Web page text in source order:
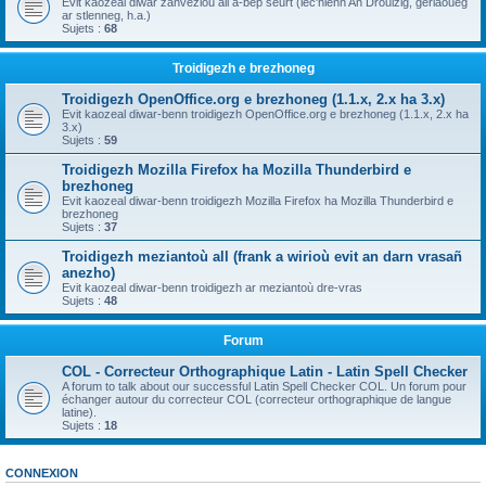
ar stlenneg, h.a.)
Sujets : 68
Troidigezh e brezhoneg
Troidigezh OpenOffice.org e brezhoneg (1.1.x, 2.x ha 3.x)
Evit kaozeal diwar-benn troidigezh OpenOffice.org e brezhoneg (1.1.x, 2.x ha
3.x)
Sujets : 59
Troidigezh Mozilla Firefox ha Mozilla Thunderbird e
brezhoneg
Evit kaozeal diwar-benn troidigezh Mozilla Firefox ha Mozilla Thunderbird e
brezhoneg
Sujets : 37
Troidigezh meziantoù all (frank a wirioù evit an darn vrasañ
anezho)
Evit kaozeal diwar-benn troidigezh ar meziantoù dre-vras
Sujets : 48
Forum
COL - Correcteur Orthographique Latin - Latin Spell Checker
A forum to talk about our successful Latin Spell Checker COL. Un forum pour
échanger autour du correcteur COL (correcteur orthographique de langue
latine).
Sujets : 18
CONNEXION